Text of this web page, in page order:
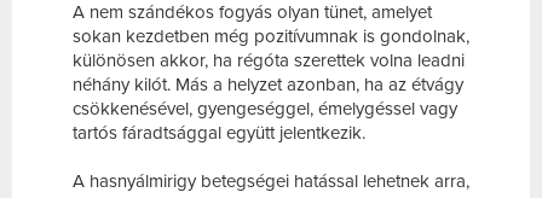
A nem szándékos fogyás olyan tünet, amelyet
sokan kezdetben még pozitívumnak is gondolnak,
különösen akkor, ha régóta szerettek volna leadni
néhány kilót. Más a helyzet azonban, ha az étvágy
csökkenésével, gyengeséggel, émelygéssel vagy
tartós fáradtsággal együtt jelentkezik.
A hasnyálmirigy betegségei hatással lehetnek arra,